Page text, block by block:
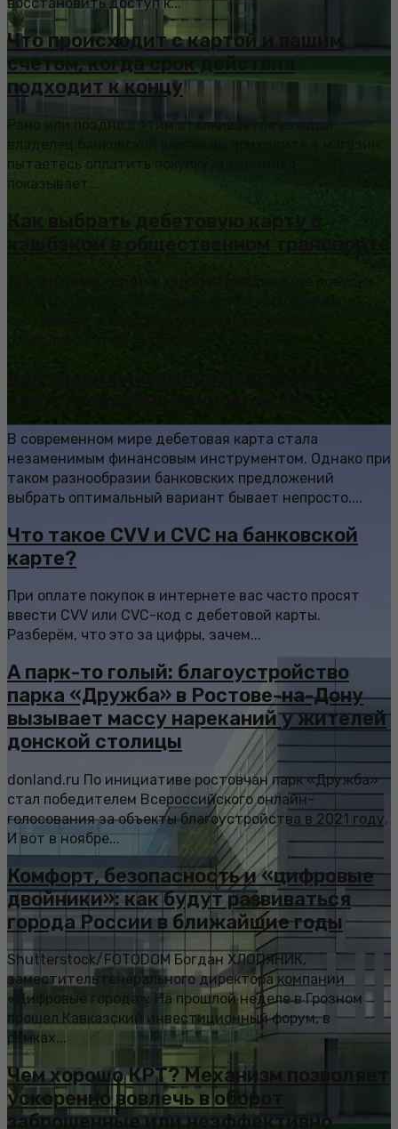
Что происходит с картой и вашим
счетом, когда срок действия
подходит к концу
Рано или поздно с этим сталкивается каждый
владелец банковской карты: вы приходите в магазин,
пытаетесь оплатить покупку, а терминал
показывает...
Как выбрать дебетовую карту с
кэшбэком в общественном транспорте
Для жителей крупных городов ежедневные поездки
В современном мире дебетовая карта стала
незаменимым финансовым инструментом. Однако при
таком разнообразии банковских предложений
выбрать оптимальный вариант бывает непросто....
Что такое CVV и CVC на банковской
карте?
При оплате покупок в интернете вас часто просят
ввести CVV или CVC-код с дебетовой карты.
Разберём, что это за цифры, зачем...
А парк-то голый: благоустройство
парка «Дружба» в Ростове-на-Дону
вызывает массу нареканий у жителей
донской столицы
donland.ru По инициативе ростовчан парк «Дружба»
стал победителем Всероссийского онлайн-
голосования за объекты благоустройства в 2021 году.
И вот в ноябре...
Комфорт, безопасность и «цифровые
двойники»: как будут развиваться
города России в ближайшие годы
Shutterstock/FOTODOM Богдан ХЛОПЯНИК,
заместитель генерального директора компании
«Цифровые города»: На прошлой неделе в Грозном
прошел Кавказский инвестиционный форум, в
рамках...
Чем хорошо КРТ? Механизм позволяет
ускоренно вовлечь в оборот
заброшенные или неэффективно